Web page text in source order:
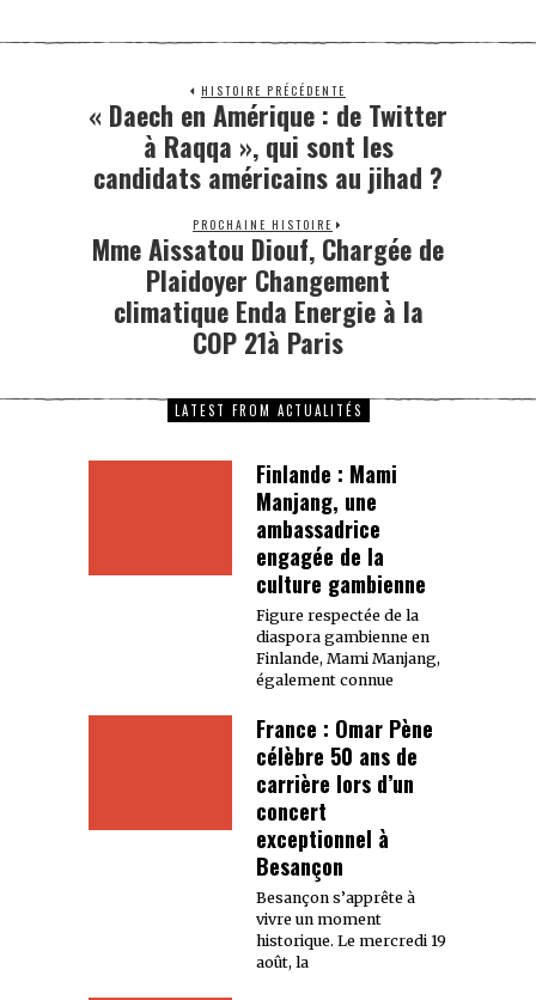
HISTOIRE PRÉCÉDENTE
« Daech en Amérique : de Twitter
à Raqqa », qui sont les
candidats américains au jihad ?
PROCHAINE HISTOIRE
Mme Aissatou Diouf, Chargée de
Plaidoyer Changement
climatique Enda Energie à la
COP 21à Paris
LATEST FROM ACTUALITÉS
Finlande : Mami
Manjang, une
ambassadrice
engagée de la
culture gambienne
Figure respectée de la
diaspora gambienne en
Finlande, Mami Manjang,
également connue
France : Omar Pène
célèbre 50 ans de
carrière lors d’un
concert
exceptionnel à
Besançon
Besançon s’apprête à
vivre un moment
historique. Le mercredi 19
août, la